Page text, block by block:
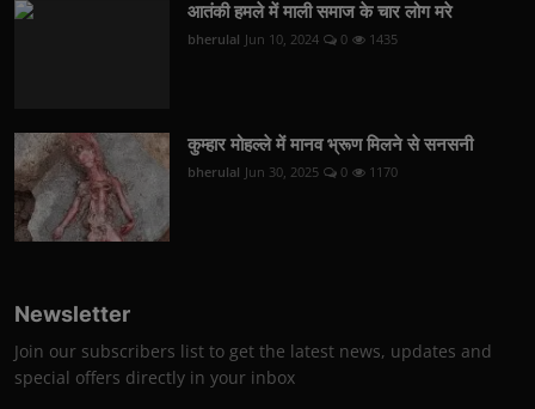
आतंकी हमले में माली समाज के चार लोग मरे
bherulal Jun 10, 2024 0 1435
कुम्हार मोहल्ले में मानव भ्रूण मिलने से सनसनी
bherulal Jun 30, 2025 0 1170
Newsletter
Join our subscribers list to get the latest news, updates and
special offers directly in your inbox